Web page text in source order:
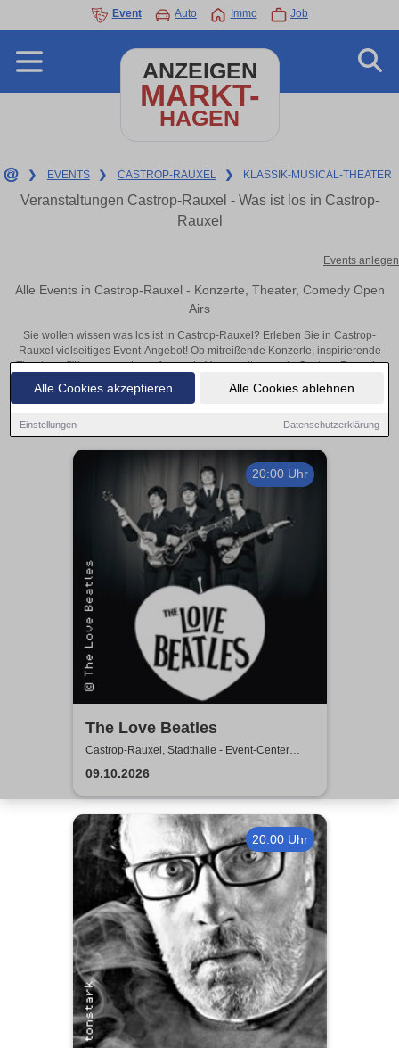
Alle Cookies akzeptieren Alle Cookies ablehnen
Einstellungen Datenschutzerklärung
Event Auto Immo Job
ANZEIGEN
MARKT-
HAGEN
❯ EVENTS ❯ CASTROP-RAUXEL ❯ KLASSIK-MUSICAL-THEATER
Veranstaltungen Castrop-Rauxel - Was ist los in Castrop-
Rauxel
Events anlegen
Alle Events in Castrop-Rauxel - Konzerte, Theater, Comedy Open
Airs
Sie wollen wissen was los ist in Castrop-Rauxel? Erleben Sie in Castrop-
Rauxel vielseitiges Event-Angebot! Ob mitreißende Konzerte, inspirierende
Theateraufführungen oder aufregende Veranstaltungen in Castrop-Rauxel –
hier finden alles im Überblick und Tickets.
20:00 Uhr
The Love Beatles
Castrop-Rauxel, Stadthalle - Event-Center
Castrop-Rauxel
09.10.2026
20:00 Uhr